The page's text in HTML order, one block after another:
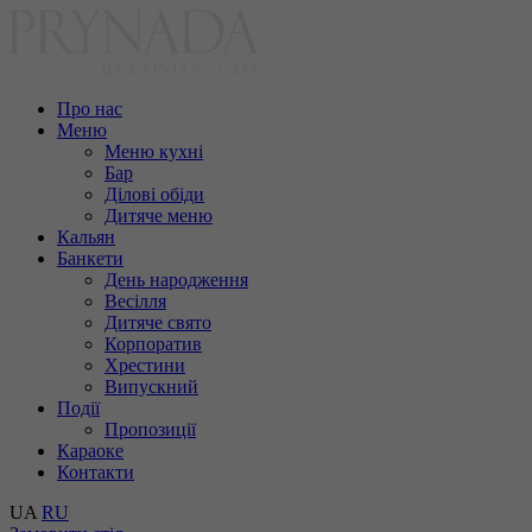
Про нас
Меню
Меню кухні
Бар
Ділові обіди
Дитяче меню
Кальян
Банкети
День народження
Весілля
Дитяче свято
Корпоратив
Хрестини
Випускний
Події
Пропозиції
Караоке
Контакти
UA RU